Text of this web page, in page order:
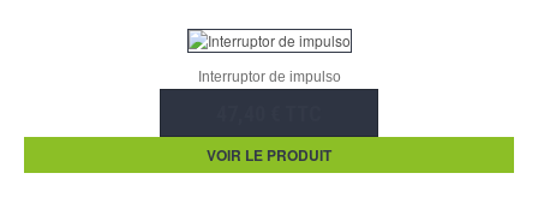
Interruptor de impulso
VOIR LE PRODUIT